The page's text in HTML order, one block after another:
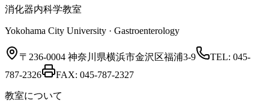
消化器内科学教室
Yokohama City University · Gastroenterology
〒236-0004 神奈川県横浜市金沢区福浦3-9 TEL: 045-
787-2326
FAX: 045-787-2327
教室について